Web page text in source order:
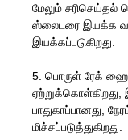
மேலும் சரிசெய்தல்
ஸ்லைடரை இயக்க
இயக்கப்படுகிறது.
5. பொருள் ரேக்
ஏற்றுக்கொள்கிறது,
பாதுகாப்பானது,
மிச்சப்படுத்துகிறது.